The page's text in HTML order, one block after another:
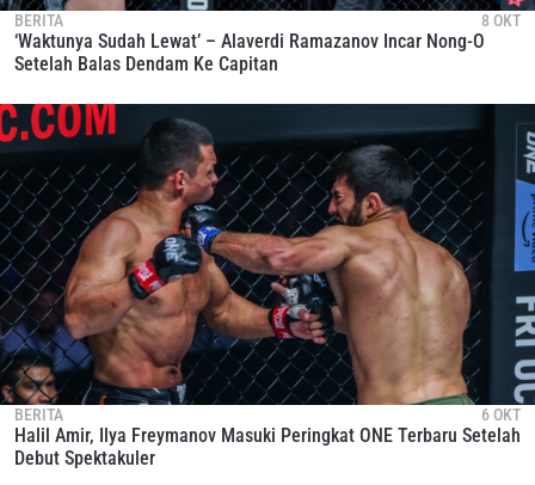
BERITA 8 OKT
‘Waktunya Sudah Lewat’ – Alaverdi Ramazanov Incar Nong-O
Setelah Balas Dendam Ke Capitan
BERITA 6 OKT
Halil Amir, Ilya Freymanov Masuki Peringkat ONE Terbaru Setelah
Debut Spektakuler